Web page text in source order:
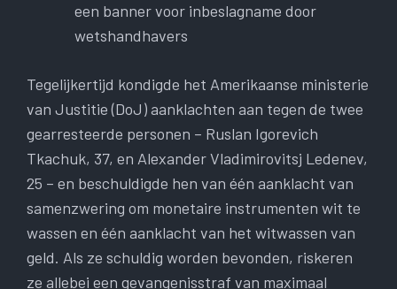
een banner voor inbeslagname door
wetshandhavers
Tegelijkertijd kondigde het Amerikaanse ministerie
van Justitie (DoJ) aanklachten aan tegen de twee
gearresteerde personen – Ruslan Igorevich
Tkachuk, 37, en Alexander Vladimirovitsj Ledenev,
25 – en beschuldigde hen van één aanklacht van
samenzwering om monetaire instrumenten wit te
wassen en één aanklacht van het witwassen van
geld. Als ze schuldig worden bevonden, riskeren
ze allebei een gevangenisstraf van maximaal